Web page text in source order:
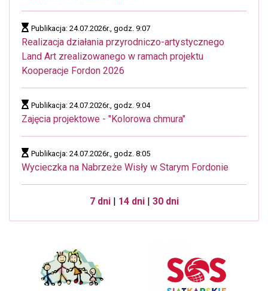
Publikacja: 24.07.2026r., godz. 9:07
Realizacja działania przyrodniczo-artystycznego
Land Art zrealizowanego w ramach projektu
Kooperacje Fordon 2026
Publikacja: 24.07.2026r., godz. 9:04
Zajęcia projektowe - "Kolorowa chmura"
Publikacja: 24.07.2026r., godz. 8:05
Wycieczka na Nabrzeże Wisły w Starym Fordonie
7 dni| 14 dni| 30 dni